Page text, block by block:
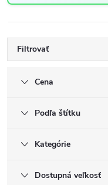
Filtrovať
Cena
Podľa štítku
Kategórie
Dostupná veľkosť